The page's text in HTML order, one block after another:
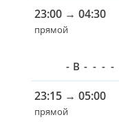
23:00 → 04:30
прямой
- В - - - -
23:15 → 05:00
прямой